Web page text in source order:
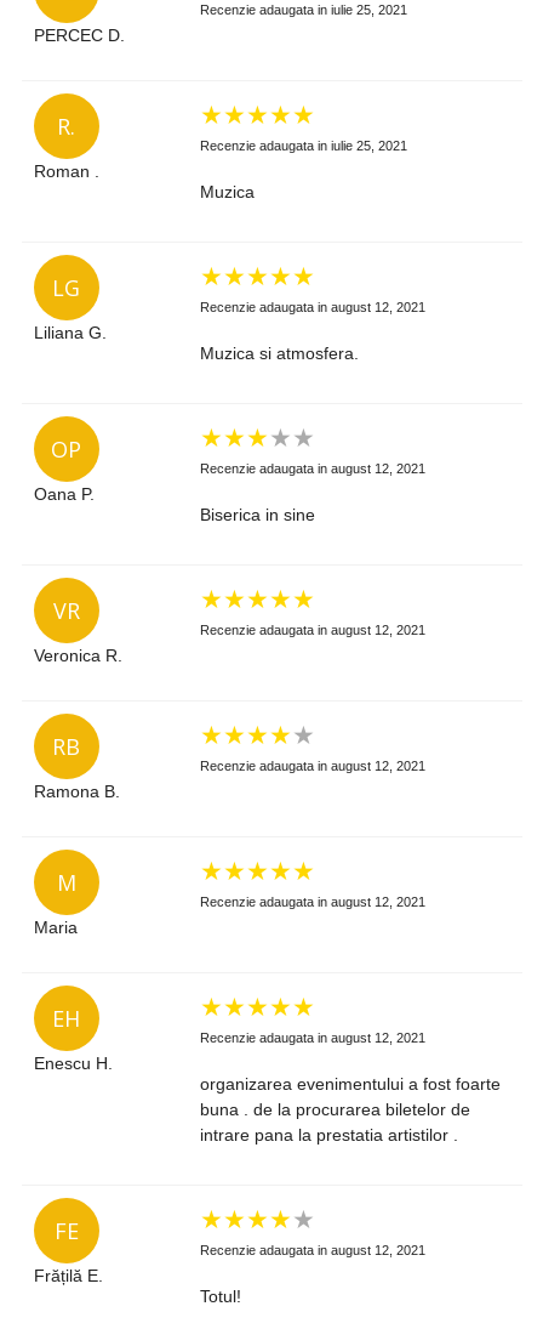
PERCEC D.
Recenzie adaugata in iulie 25, 2021
R.
Roman .
★★★★★
Recenzie adaugata in iulie 25, 2021
Muzica
LG
Liliana G.
★★★★★
Recenzie adaugata in august 12, 2021
Muzica si atmosfera.
OP
Oana P.
★★★★★
Recenzie adaugata in august 12, 2021
Biserica in sine
VR
Veronica R.
★★★★★
Recenzie adaugata in august 12, 2021
RB
Ramona B.
★★★★★
Recenzie adaugata in august 12, 2021
M
Maria
★★★★★
Recenzie adaugata in august 12, 2021
EH
Enescu H.
★★★★★
Recenzie adaugata in august 12, 2021
organizarea evenimentului a fost foarte
buna . de la procurarea biletelor de
intrare pana la prestatia artistilor .
FE
Frățilă E.
★★★★★
Recenzie adaugata in august 12, 2021
Totul!